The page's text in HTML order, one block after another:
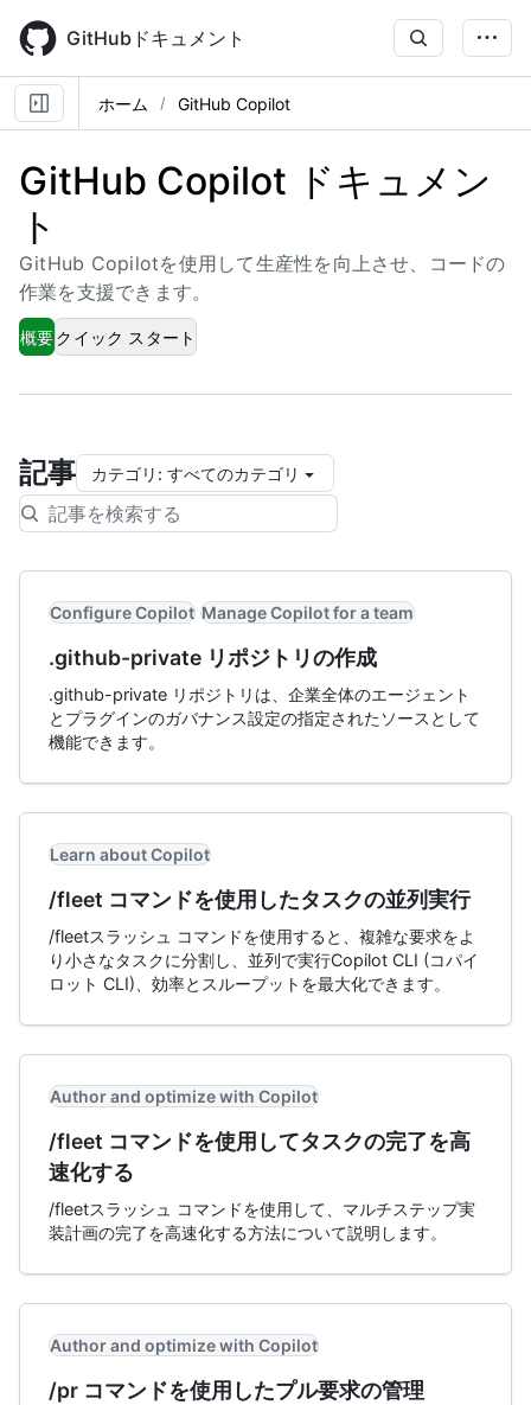
main
content
GitHubドキュメント
ホーム GitHub Copilot
GitHub Copilot ドキュメン
ト
GitHub Copilotを使用して生産性を向上させ、コードの
作業を支援できます。
概要クイック スタート
記事 カテゴリ : すべてのカテゴリ
Configure Copilot Manage Copilot for a team
.github-private リポジトリの作成
.github-private リポジトリは、企業全体のエージェント
とプラグインのガバナンス設定の指定されたソースとして
機能できます。
Learn about Copilot
/fleet コマンドを使用したタスクの並列実行
/fleetスラッシュ コマンドを使用すると、複雑な要求をよ
り小さなタスクに分割し、並列で実行Copilot CLI (コパイ
ロット CLI)、効率とスループットを最大化できます。
Author and optimize with Copilot
/fleet コマンドを使用してタスクの完了を高
速化する
/fleetスラッシュ コマンドを使用して、マルチステップ実
装計画の完了を高速化する方法について説明します。
Author and optimize with Copilot
/pr コマンドを使用したプル要求の管理